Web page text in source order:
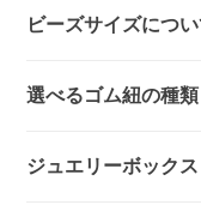
ビーズサイズにつ
選べるゴム紐の種類
ジュエリーボックス